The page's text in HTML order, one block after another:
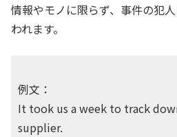
情報やモノに限らず、事件の犯
われます。
例文：
It took us a week to track
supplier.